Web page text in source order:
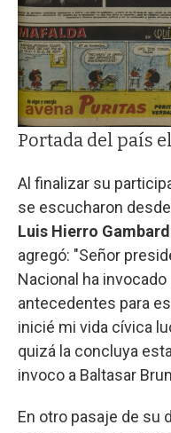
Portada del país
Al finalizar su
se escucharon
Luis Hierro
agregó: "Señor
Nacional ha
antecedentes para
inicié mi vida cívica
quizá la concluya
invoco a Baltasar
En otro pasaje de su